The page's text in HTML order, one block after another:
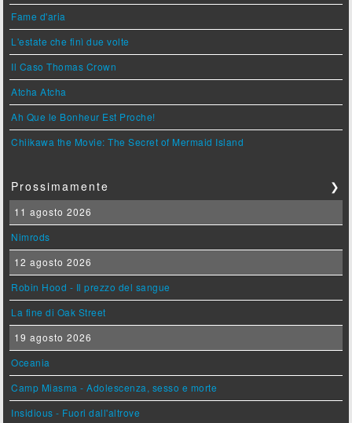
Fame d'aria
L'estate che finì due volte
Il Caso Thomas Crown
Atcha Atcha
Ah Que le Bonheur Est Proche!
Chiikawa the Movie: The Secret of Mermaid Island
Prossimamente ❯
11 agosto 2026
Nimrods
12 agosto 2026
Robin Hood - Il prezzo del sangue
La fine di Oak Street
19 agosto 2026
Oceania
Camp Miasma - Adolescenza, sesso e morte
Insidious - Fuori dall'altrove